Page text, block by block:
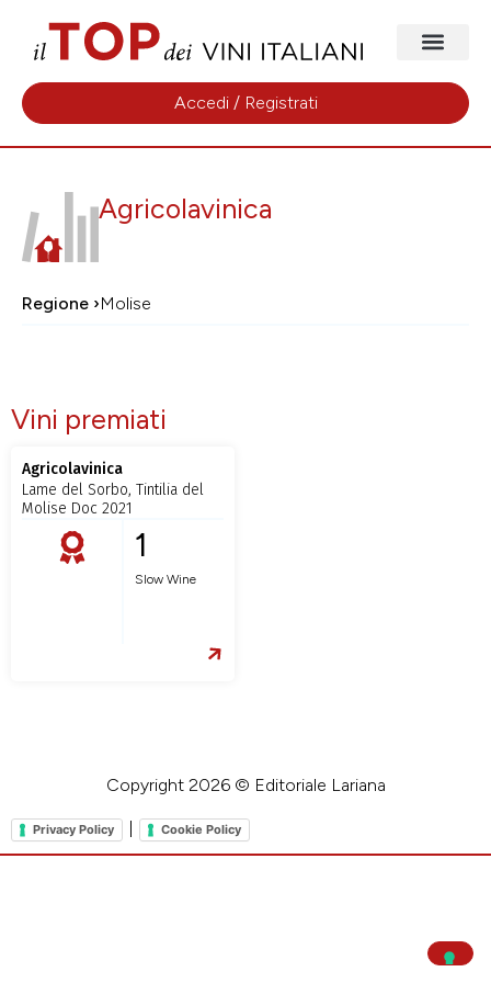
Accedi / Registrati
Agricolavinica
Regione ›Molise
Vini premiati
Agricolavinica
Lame del Sorbo, Tintilia del
Molise Doc 2021
1
Slow Wine
Copyright 2026 © Editoriale Lariana
Privacy Policy Cookie Policy